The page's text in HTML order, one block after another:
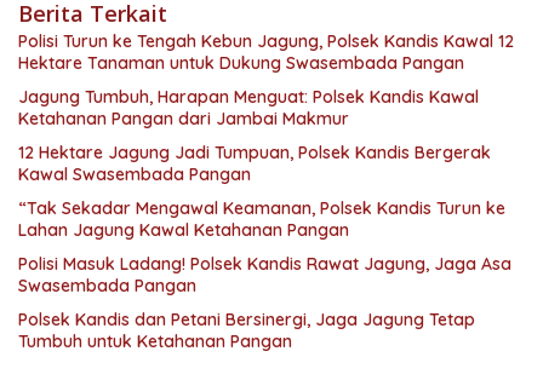
Berita Terkait
Polisi Turun ke Tengah Kebun Jagung, Polsek Kandis Kawal 12
Hektare Tanaman untuk Dukung Swasembada Pangan
Jagung Tumbuh, Harapan Menguat: Polsek Kandis Kawal
Ketahanan Pangan dari Jambai Makmur
12 Hektare Jagung Jadi Tumpuan, Polsek Kandis Bergerak
Kawal Swasembada Pangan
“Tak Sekadar Mengawal Keamanan, Polsek Kandis Turun ke
Lahan Jagung Kawal Ketahanan Pangan
Polisi Masuk Ladang! Polsek Kandis Rawat Jagung, Jaga Asa
Swasembada Pangan
Polsek Kandis dan Petani Bersinergi, Jaga Jagung Tetap
Tumbuh untuk Ketahanan Pangan